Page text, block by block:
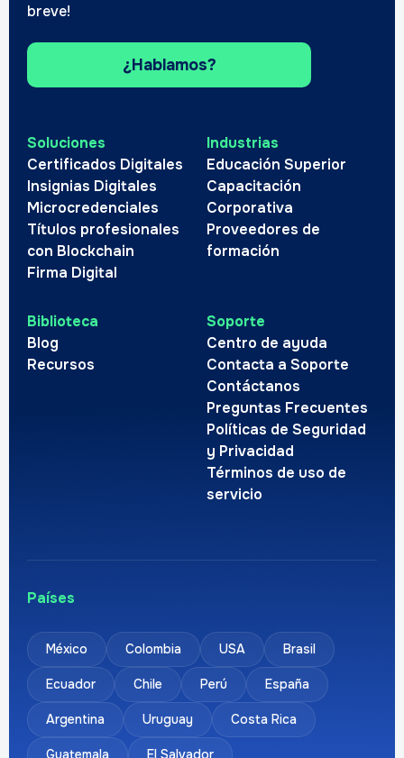
breve!
¿Hablamos?
Soluciones
Certificados Digitales
Insignias Digitales
Microcredenciales
Títulos profesionales
con Blockchain
Firma Digital
Industrias
Educación Superior
Capacitación
Corporativa
Proveedores de
formación
Biblioteca
Blog
Recursos
Soporte
Centro de ayuda
Contacta a Soporte
Contáctanos
Preguntas Frecuentes
Políticas de Seguridad
y Privacidad
Términos de uso de
servicio
Países
México Colombia USA Brasil
Ecuador Chile Perú España
Argentina Uruguay Costa Rica
Guatemala El Salvador